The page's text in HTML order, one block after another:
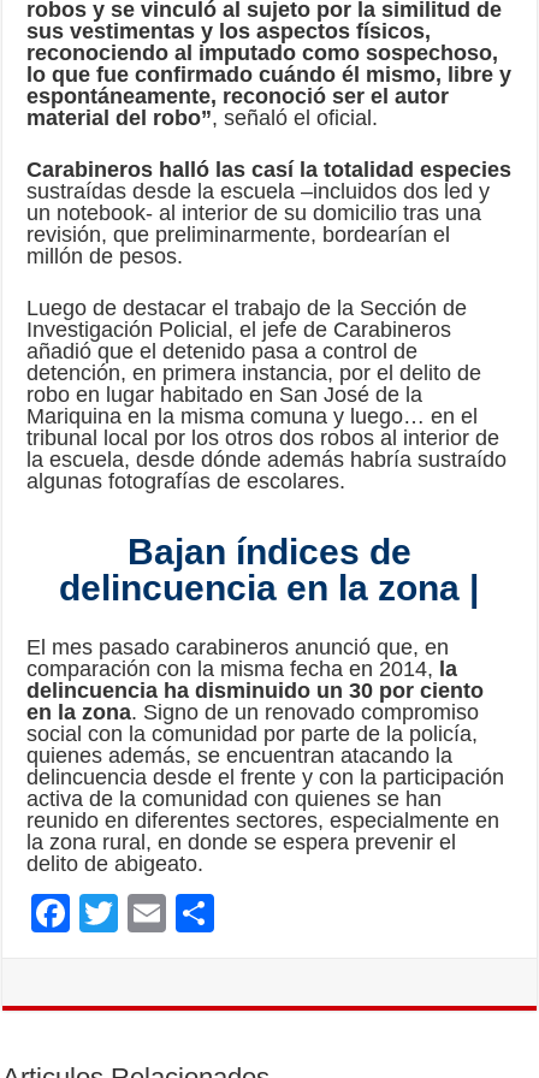
robos y se vinculó al sujeto por la similitud de
sus vestimentas y los aspectos físicos,
reconociendo al imputado como sospechoso,
lo que fue confirmado cuándo él mismo, libre y
espontáneamente, reconoció ser el autor
material del robo”, señaló el oficial.
Carabineros halló las casí la totalidad especies
sustraídas desde la escuela –incluidos dos led y
un notebook- al interior de su domicilio tras una
revisión, que preliminarmente, bordearían el
millón de pesos.
Luego de destacar el trabajo de la Sección de
Investigación Policial, el jefe de Carabineros
añadió que el detenido pasa a control de
detención, en primera instancia, por el delito de
robo en lugar habitado en San José de la
Mariquina en la misma comuna y luego… en el
tribunal local por los otros dos robos al interior de
la escuela, desde dónde además habría sustraído
algunas fotografías de escolares.
Bajan índices de
delincuencia en la zona |
El mes pasado carabineros anunció que, en
comparación con la misma fecha en 2014, la
delincuencia ha disminuido un 30 por ciento
en la zona. Signo de un renovado compromiso
social con la comunidad por parte de la policía,
quienes además, se encuentran atacando la
delincuencia desde el frente y con la participación
activa de la comunidad con quienes se han
reunido en diferentes sectores, especialmente en
la zona rural, en donde se espera prevenir el
delito de abigeato.
F
o
T
E
ar